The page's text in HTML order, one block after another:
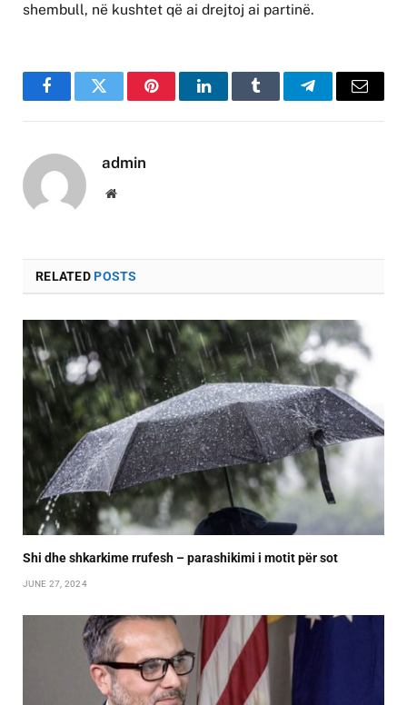
shembull, në kushtet që ai drejtoj ai partinë.
FacebookTwitter PinterestLinkedInTumblr TelegramEmail
admin
Website
RELATEDPOSTS
Shi dhe shkarkime rrufesh – parashikimi i motit për sot
JUNE 27, 2024